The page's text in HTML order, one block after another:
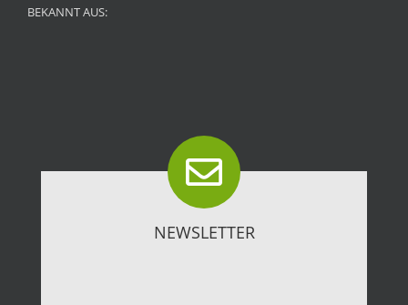
BEKANNT AUS:
NEWSLETTER